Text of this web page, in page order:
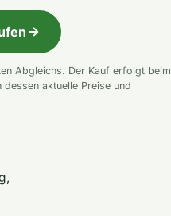
Abgleichs. Der Kauf erfolgt beim
aktuelle Preise und